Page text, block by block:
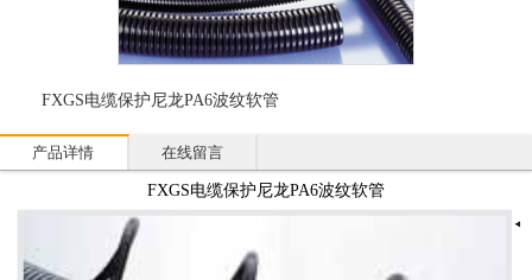
FXGS电缆保护尼龙PA6波纹软管
产品详情 在线留言
FXGS电缆保护尼龙PA6波纹软管